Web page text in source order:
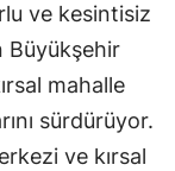
ve kesintisiz
Büyükşehir
mahalle
sürdürüyor.
ve kırsal